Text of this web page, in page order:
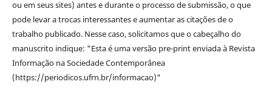
ou em seus sites) antes e durante o processo de submissão, o que
pode levar a trocas interessantes e aumentar as citações de o
trabalho publicado. Nesse caso, solicitamos que o cabeçalho do
manuscrito indique: "Esta é uma versão pre-print enviada à Revista
Informação na Sociedade Contemporânea
(https://periodicos.ufrn.br/informacao)"